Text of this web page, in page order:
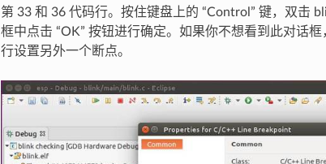
第 33 和 36 代码行。按住键盘上的 “Control” 键，双击
框中点击 “OK” 按钮进行确定。如果你不想看到此对话
行设置另外一个断点。